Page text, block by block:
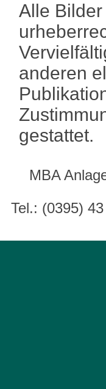
Alle
anderen
gestattet.
MBA
Tel.: (0395)